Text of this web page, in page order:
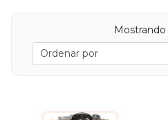
Mostrando